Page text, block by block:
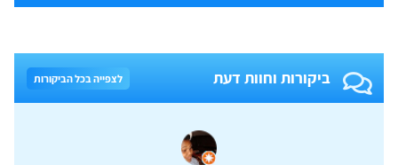
ביקורות וחוות דעת לצפייה בכל הביקורות